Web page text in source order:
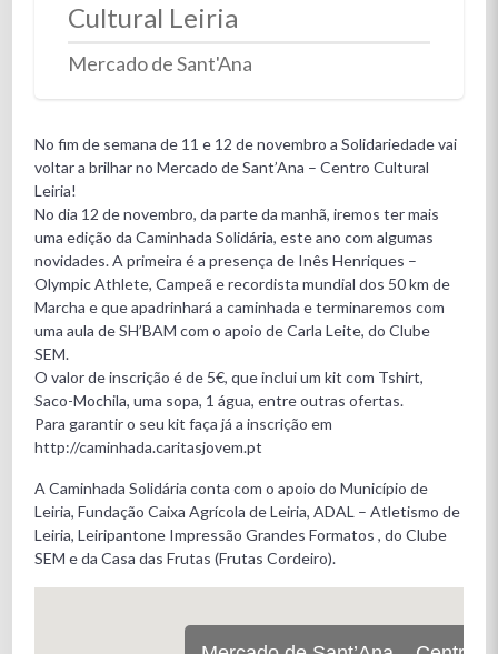
Cultural Leiria
Mercado de Sant'Ana
No fim de semana de 11 e 12 de novembro a Solidariedade vai
voltar a brilhar no Mercado de Sant’Ana – Centro Cultural
Leiria!
No dia 12 de novembro, da parte da manhã, iremos ter mais
uma edição da Caminhada Solidária, este ano com algumas
novidades. A primeira é a presença de Inês Henriques –
Olympic Athlete, Campeã e recordista mundial dos 50 km de
Marcha e que apadrinhará a caminhada e terminaremos com
uma aula de SH’BAM com o apoio de Carla Leite, do Clube
SEM.
O valor de inscrição é de 5€, que inclui um kit com Tshirt,
Saco-Mochila, uma sopa, 1 água, entre outras ofertas.
Para garantir o seu kit faça já a inscrição em
http://caminhada.caritasjovem.pt
A Caminhada Solidária conta com o apoio do Município de
Leiria, Fundação Caixa Agrícola de Leiria, ADAL – Atletismo de
Leiria, Leiripantone Impressão Grandes Formatos , do Clube
SEM e da Casa das Frutas (Frutas Cordeiro).